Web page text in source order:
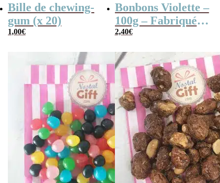
Bille de chewing-
gum (x 20)
1,00€
Bonbons Violette –
100g – Fabriqués
en France
2,40€